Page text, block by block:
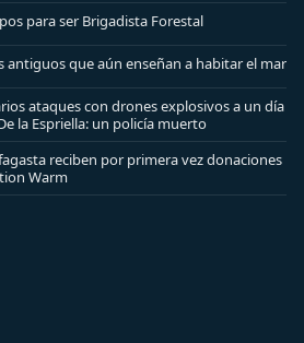
para ser Brigadista Forestal
antiguos que aún enseñan a habitar el mar
ataques con drones explosivos a un día
la Espriella: un policía muerto
reciben por primera vez donaciones
Warm